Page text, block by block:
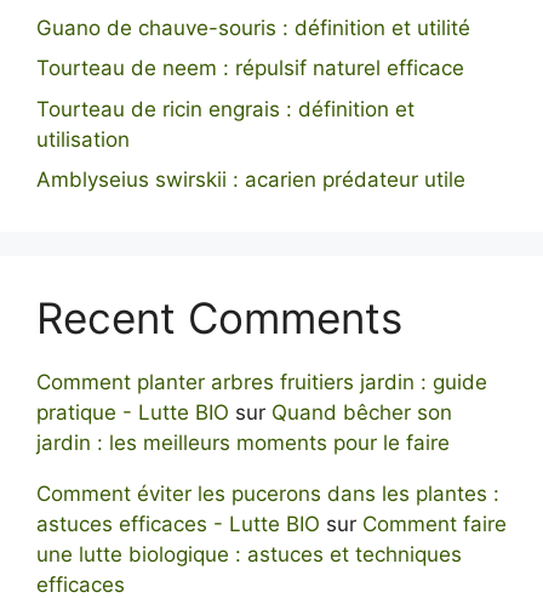
Guano de chauve-souris : définition et utilité
Tourteau de neem : répulsif naturel efficace
Tourteau de ricin engrais : définition et
utilisation
Amblyseius swirskii : acarien prédateur utile
Recent Comments
Comment planter arbres fruitiers jardin : guide
pratique - Lutte BIO sur Quand bêcher son
jardin : les meilleurs moments pour le faire
Comment éviter les pucerons dans les plantes :
astuces efficaces - Lutte BIO sur Comment faire
une lutte biologique : astuces et techniques
efficaces